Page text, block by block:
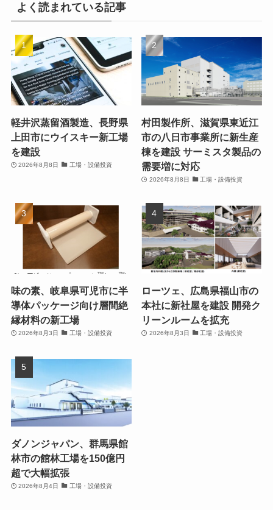
よく読まれている記事
軽井沢蒸留酒製造、長野県
上田市にウイスキー新工場
を建設
2026年8月8日 工場・設備投資
村田製作所、滋賀県東近江
市の八日市事業所に新生産
棟を建設 サーミスタ製品の
需要増に対応
2026年8月8日 工場・設備投資
味の素、岐阜県可児市に半
導体パッケージ向け層間絶
縁材料の新工場
2026年8月3日 工場・設備投資
ローツェ、広島県福山市の
本社に新社屋を建設 開発ク
リーンルームを拡充
2026年8月3日 工場・設備投資
ダノンジャパン、群馬県館
林市の館林工場を150億円
超で大幅拡張
2026年8月4日 工場・設備投資